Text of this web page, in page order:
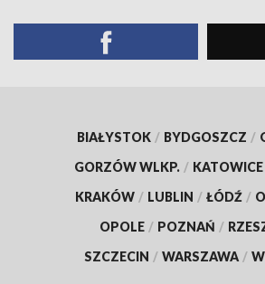
BIAŁYSTOK / BYDGOSZCZ /
GORZÓW WLKP. / KATOWICE
KRAKÓW / LUBLIN / ŁÓDŹ /
OPOLE / POZNAŃ /
SZCZECIN / WARSZAWA /